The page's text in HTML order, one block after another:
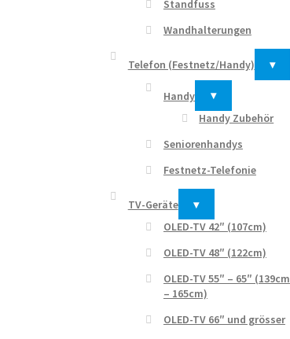
Standfuss
Wandhalterungen
Telefon (Festnetz/Handy) ▾
Handy
▾
Handy Zubehör
Seniorenhandys
Festnetz-Telefonie
TV-Geräte
▾
OLED-TV 42″ (107cm)
OLED-TV 48″ (122cm)
OLED-TV 55″ – 65″ (139cm
– 165cm)
OLED-TV 66″ und grösser